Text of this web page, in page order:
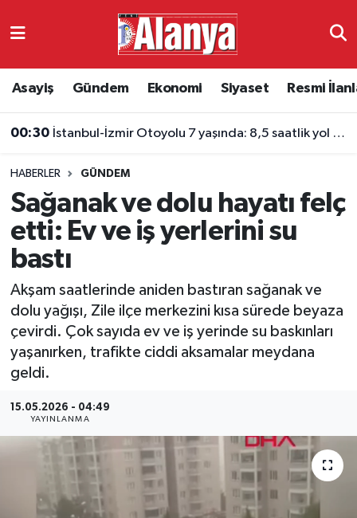
Asayiş Gündem Ekonomi Siyaset Resmi
00:30 İstanbul-İzmir Otoyolu 7 yaşında: 8,5 saatlik yol 3,5 saate indi
HABERLER GÜNDEM
Sağanak ve dolu hayatı felç
etti: Ev ve iş yerlerini su
bastı
Akşam saatlerinde aniden bastıran sağanak ve
dolu yağışı, Zile ilçe merkezini kısa sürede beyaza
çevirdi. Çok sayıda ev ve iş yerinde su baskınları
yaşanırken, trafikte ciddi aksamalar meydana
geldi.
15.05.2026 - 04:49
YAYINLANMA
Ekonomi
Resmi İlanlar
Alanyaspor
Turizm
E-Gazete
Antalya Namaz Vakitleri
Süper Lig Puan Durumu ve Fikstür
Tüm Manşetler
Son Dakika Haberleri
Haber Arşivi